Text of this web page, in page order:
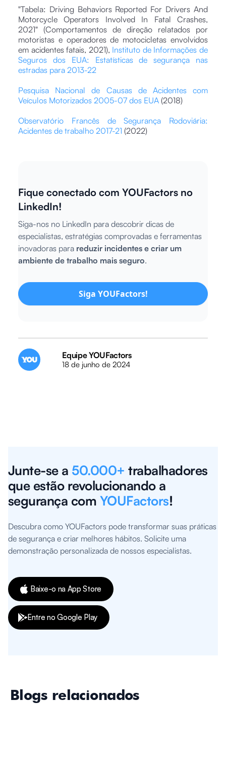
"Tabela: Driving Behaviors Reported For Drivers And
Motorcycle Operators Involved In Fatal Crashes,
2021" (Comportamentos de direção relatados por
motoristas e operadores de motocicletas envolvidos
em acidentes fatais, 2021), Instituto de Informações de
Seguros dos EUA: Estatísticas de segurança nas
estradas para 2013-22
Pesquisa Nacional de Causas de Acidentes com
Veículos Motorizados 2005-07 dos EUA (2018)
Observatório Francês de Segurança Rodoviária:
Acidentes de trabalho 2017-21 (2022)
Fique conectado com YOUFactors no
LinkedIn!
Siga-nos no LinkedIn para descobrir dicas de
especialistas, estratégias comprovadas e ferramentas
inovadoras para reduzir incidentes e criar um
ambiente de trabalho mais seguro.
Siga YOUFactors!
Equipe YOUFactors
18 de junho de 2024
Junte-se a 50.000+ trabalhadores
que estão revolucionando a
segurança com YOUFactors!
Descubra como YOUFactors pode transformar suas práticas
de segurança e criar melhores hábitos. Solicite uma
demonstração personalizada de nossos especialistas.
Baixe-o na App Store
Entre no Google Play
Blogs relacionados